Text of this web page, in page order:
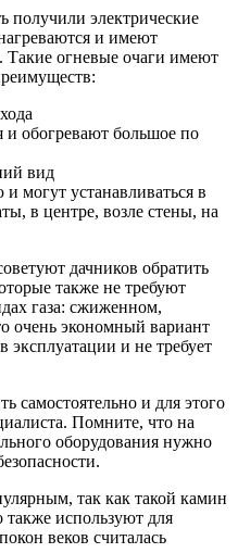
получили электрические
и имеют
огневые очаги имеют
и обогревают большое по
вид
могут устанавливаться в
в центре, возле стены, на
дачников обратить
также не требуют
газа: сжиженном,
очень экономный вариант
эксплуатации и не требует
самостоятельно и для этого
Помните, что на
оборудования нужно
так как такой камин
используют для
веков считалась